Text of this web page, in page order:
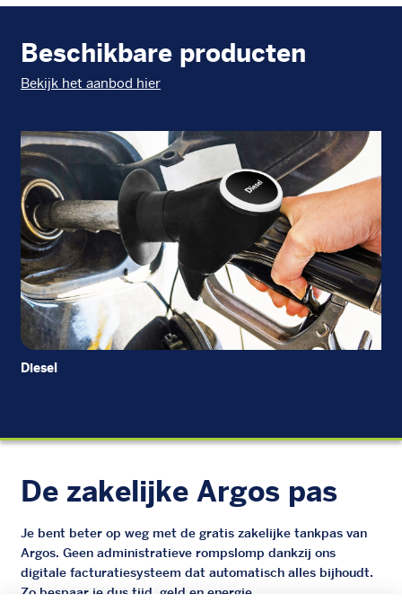
Beschikbare producten
Bekijk het aanbod hier
Diesel
De zakelijke Argos pas
Je bent beter op weg met de gratis zakelijke tankpas van
Argos. Geen administratieve rompslomp dankzij ons
digitale facturatiesysteem dat automatisch alles bijhoudt.
Zo bespaar je dus tijd, geld en energie.